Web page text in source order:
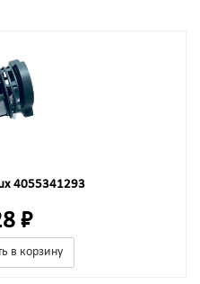
4055341293
₽
в корзину